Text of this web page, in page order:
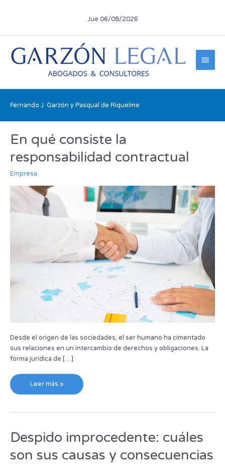
Jue 06/08/2026
Fernando J. Garzón y Pasqual de Riquelme
En qué consiste la
responsabilidad contractual
Empresa
Desde el origen de las sociedades, el ser humano ha cimentado
sus relaciones en un intercambio de derechos y obligaciones. La
forma jurídica de […]
En
qué
consiste
la
responsabilidad
contractual
Leer más »
Despido improcedente: cuáles
son sus causas y consecuencias
Despido
improcedente:
cuáles